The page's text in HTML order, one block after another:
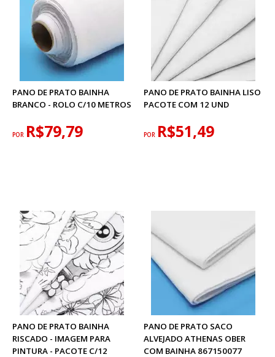
PANO DE PRATO BAINHA
BRANCO - ROLO C/10 METROS
POR R$79,79
PANO DE PRATO BAINHA LISO
PACOTE COM 12 UND
POR R$51,49
PANO DE PRATO BAINHA
RISCADO - IMAGEM PARA
PINTURA - PACOTE C/12
PANO DE PRATO SACO
ALVEJADO ATHENAS OBER
COM BAINHA 867150077